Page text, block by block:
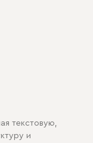
текстовую,
и